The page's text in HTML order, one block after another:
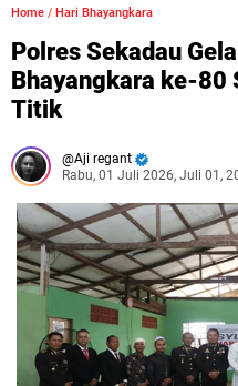
Home / Hari Bhayangkara
Polres Sekadau
Bhayangkara ke-80
Titik
Aji regant
Rabu, 01 Juli 2026, Juli 01,